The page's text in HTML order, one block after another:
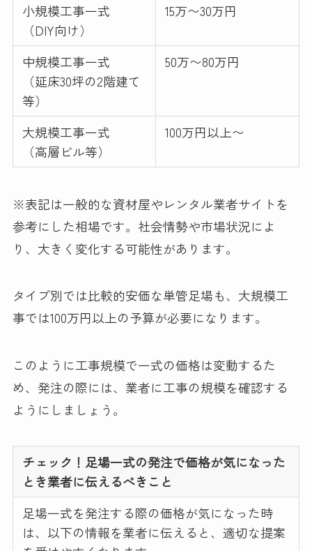
小規模工事一式
（DIY向け）
15万〜30万円
中規模工事一式
（延床30坪の2階建て
等）
50万〜80万円
大規模工事一式
（高層ビル等）
100万円以上〜
※表記は一般的な資材屋やレンタル業者サイトを
参考にした相場です。社会情勢や市場状況によ
り、大きく変化する可能性があります。
タイプ別では比較的安価な単管足場も、大規模工
事では100万円以上の予算が必要になります。
このように工事規模で一式の価格は変動するた
め、発注の際には、業者に工事の規模を確認する
ようにしましょう。
チェック！ 足場一式の発注で価格が気になった
とき業者に伝えるべきこと
足場一式を発注する際の価格が気になった時
は、以下の情報を業者に伝えると、適切な提案